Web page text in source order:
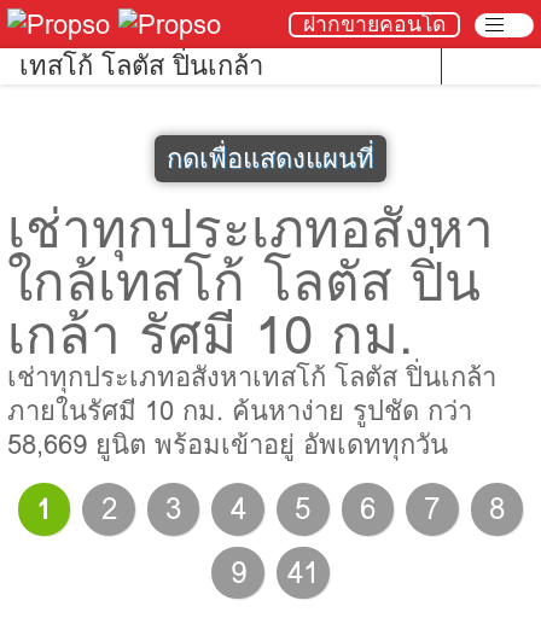
เทสโก้ โลตัส ปิ่นเกล้า
ฝากขายคอนโด
กดเพื่อแสดงแผนที่
เช่าทุกประเภทอสังหา
ใกล้เทสโก้ โลตัส ปิ่น
เกล้า รัศมี 10 กม.
เช่าทุกประเภทอสังหาเทสโก้ โลตัส ปิ่นเกล้า
ภายในรัศมี 10 กม. ค้นหาง่าย รูปชัด กว่า
58,669 ยูนิต พร้อมเข้าอยู่ อัพเดททุกวัน
1 2 3 4 5 6 7
8
9
41